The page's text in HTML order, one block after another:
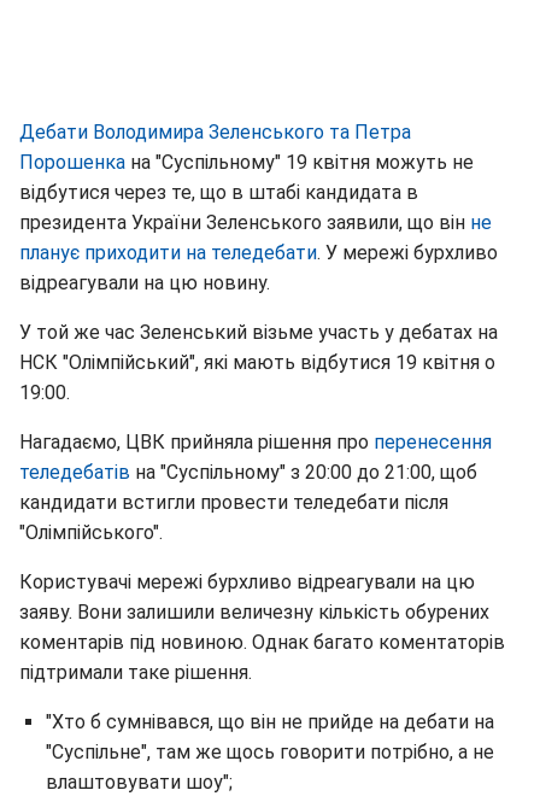
Дебати Володимира Зеленського та Петра
Порошенка на "Суспільному" 19 квітня можуть не
відбутися через те, що в штабі кандидата в
президента України Зеленського заявили, що він не
планує приходити на теледебати. У мережі бурхливо
відреагували на цю новину.
У той же час Зеленський візьме участь у дебатах на
НСК "Олімпійський", які мають відбутися 19 квітня о
19:00.
Нагадаємо, ЦВК прийняла рішення про перенесення
теледебатів на "Суспільному" з 20:00 до 21:00, щоб
кандидати встигли провести теледебати після
"Олімпійського".
Користувачі мережі бурхливо відреагували на цю
заяву. Вони залишили величезну кількість обурених
коментарів під новиною. Однак багато коментаторів
підтримали таке рішення.
"Хто б сумнівався, що він не прийде на дебати на
"Суспільне", там же щось говорити потрібно, а не
влаштовувати шоу";